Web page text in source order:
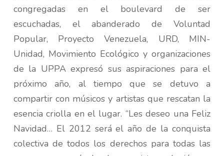
congregadas en el boulevard de ser
escuchadas, el abanderado de Voluntad
Popular, Proyecto Venezuela, URD, MIN-
Unidad, Movimiento Ecológico y organizaciones
de la UPPA expresó sus aspiraciones para el
próximo año, al tiempo que se detuvo a
compartir con músicos y artistas que rescatan la
esencia criolla en el lugar. “Les deseo una Feliz
Navidad… El 2012 será el año de la conquista
colectiva de todos los derechos para todas las